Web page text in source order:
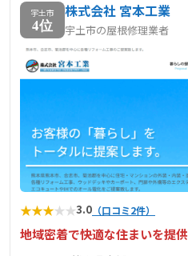
宇土市
4位
株式会社 宮本工業
宇土市の屋根修理業者
★★★★★3.0 （口コミ2件）
地域密着で快適な住まいを提供